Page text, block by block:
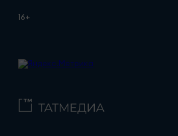
16+